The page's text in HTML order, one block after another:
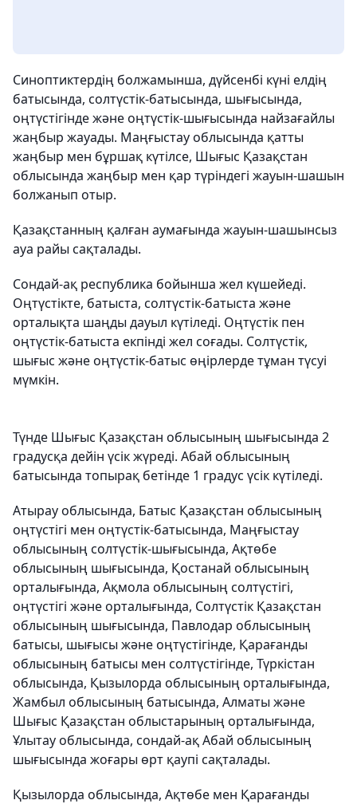
Синоптиктердің болжамынша, дүйсенбі күні елдің
батысында, солтүстік-батысында, шығысында,
оңтүстігінде және оңтүстік-шығысында найзағайлы
жаңбыр жауады. Маңғыстау облысында қатты
жаңбыр мен бұршақ күтілсе, Шығыс Қазақстан
облысында жаңбыр мен қар түріндегі жауын-шашын
болжанып отыр.
Қазақстанның қалған аумағында жауын-шашынсыз
ауа райы сақталады.
Сондай-ақ республика бойынша жел күшейеді.
Оңтүстікте, батыста, солтүстік-батыста және
орталықта шаңды дауыл күтіледі. Оңтүстік пен
оңтүстік-батыста екпінді жел соғады. Солтүстік,
шығыс және оңтүстік-батыс өңірлерде тұман түсуі
мүмкін.
Түнде Шығыс Қазақстан облысының шығысында 2
градусқа дейін үсік жүреді. Абай облысының
батысында топырақ бетінде 1 градус үсік күтіледі.
Атырау облысында, Батыс Қазақстан облысының
оңтүстігі мен оңтүстік-батысында, Маңғыстау
облысының солтүстік-шығысында, Ақтөбе
облысының шығысында, Қостанай облысының
орталығында, Ақмола облысының солтүстігі,
оңтүстігі және орталығында, Солтүстік Қазақстан
облысының шығысында, Павлодар облысының
батысы, шығысы және оңтүстігінде, Қарағанды
облысының батысы мен солтүстігінде, Түркістан
облысында, Қызылорда облысының орталығында,
Жамбыл облысының батысында, Алматы және
Шығыс Қазақстан облыстарының орталығында,
Ұлытау облысында, сондай-ақ Абай облысының
шығысында жоғары өрт қаупі сақталады.
Қызылорда облысында, Ақтөбе мен Қарағанды